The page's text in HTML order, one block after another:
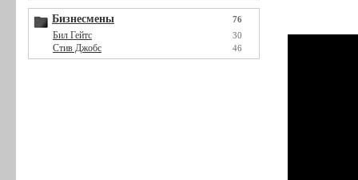
Бизнесмены 76
Бил Гейтс 30
Стив Джобс 46